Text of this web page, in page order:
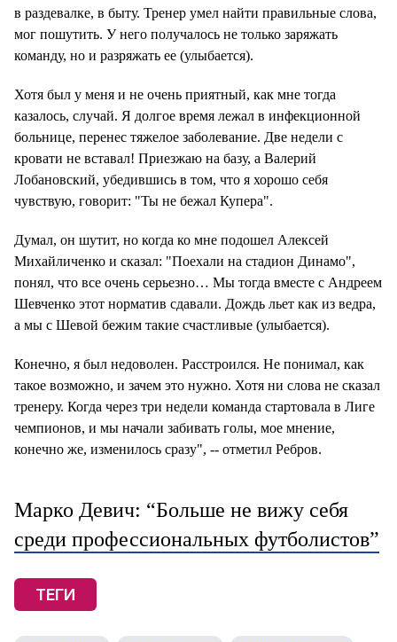
в раздевалке, в быту. Тренер умел найти правильные слова,
мог пошутить. У него получалось не только заряжать
команду, но и разряжать ее (улыбается).
Хотя был у меня и не очень приятный, как мне тогда
казалось, случай. Я долгое время лежал в инфекционной
больнице, перенес тяжелое заболевание. Две недели с
кровати не вставал! Приезжаю на базу, а Валерий
Лобановский, убедившись в том, что я хорошо себя
чувствую, говорит: "Ты не бежал Купера".
Думал, он шутит, но когда ко мне подошел Алексей
Михайличенко и сказал: "Поехали на стадион Динамо",
понял, что все очень серьезно… Мы тогда вместе с Андреем
Шевченко этот норматив сдавали. Дождь льет как из ведра,
а мы с Шевой бежим такие счастливые (улыбается).
Конечно, я был недоволен. Расстроился. Не понимал, как
такое возможно, и зачем это нужно. Хотя ни слова не сказал
тренеру. Когда через три недели команда стартовала в Лиге
чемпионов, и мы начали забивать голы, мое мнение,
конечно же, изменилось сразу", -- отметил Ребров.
Марко Девич: “Больше не вижу себя
среди профессиональных футболистов”
ТЕГИ